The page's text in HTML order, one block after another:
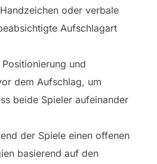
oder verbale
Aufschlagart
und
dem Aufschlag, um
beide Spieler aufeinander
der Spiele einen offenen
basierend auf den